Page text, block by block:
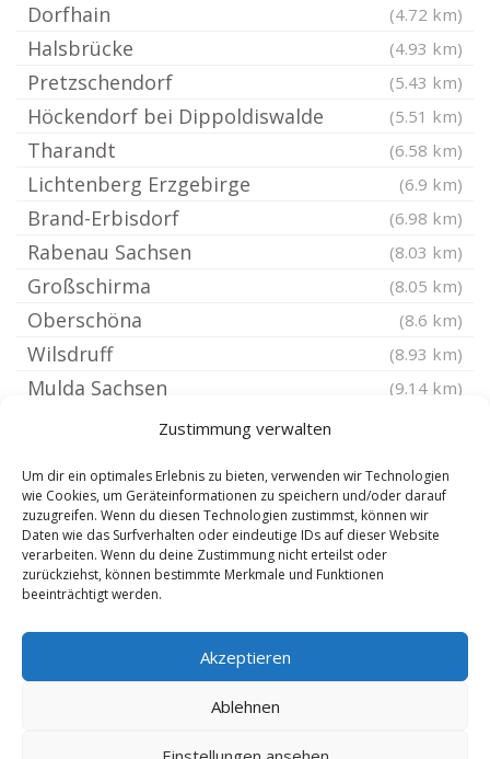
Zustimmung verwalten
Um dir ein optimales Erlebnis zu bieten, verwenden wir Technologien
wie Cookies, um Geräteinformationen zu speichern und/oder darauf
zuzugreifen. Wenn du diesen Technologien zustimmst, können wir
Daten wie das Surfverhalten oder eindeutige IDs auf dieser Website
verarbeiten. Wenn du deine Zustimmung nicht erteilst oder
zurückziehst, können bestimmte Merkmale und Funktionen
beeinträchtigt werden.
Akzeptieren
Ablehnen
Dorfhain (4.72 km)
Halsbrücke (4.93 km)
Pretzschendorf (5.43 km)
Höckendorf bei Dippoldiswalde (5.51 km)
Tharandt (6.58 km)
Lichtenberg Erzgebirge (6.9 km)
Brand-Erbisdorf (6.98 km)
Rabenau Sachsen (8.03 km)
Großschirma (8.05 km)
Oberschöna (8.6 km)
Wilsdruff (8.93 km)
Mulda Sachsen (9.14 km)
Hartmannsdorf-Reichenau
Frauenstein Sachsen (9.8 km)
Freital (10.28 km)
Großhartmannsdorf (10.49 km)
Dresden Pennrich
Frankenstein Sachsen